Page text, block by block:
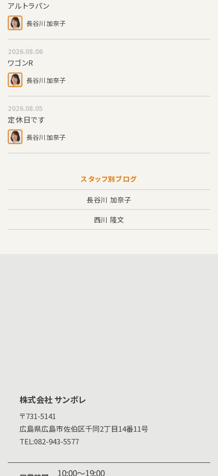
アルトラパン
長谷川 加奈子
2026.08.06
ワゴンR
長谷川 加奈子
2026.08.05
定休日です
長谷川 加奈子
スタッフ別ブログ
長谷川 加奈子
西川 隆文
株式会社 サンボレ
〒731-5141
広島県広島市佐伯区千同2丁目14番11号
TEL:082-943-5577
10:00～19:00